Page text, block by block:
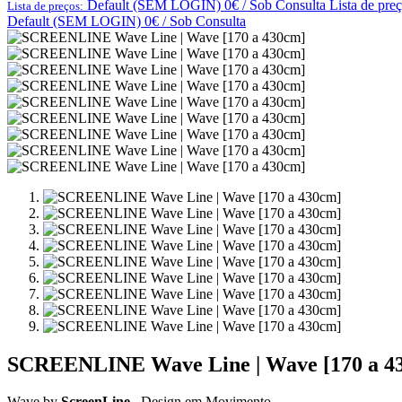
Lista de preços: Default (SEM LOGIN) 0€ / Sob Consulta Lista de
Default (SEM LOGIN) 0€ / Sob Consulta
SCREENLINE Wave Line | Wave [170 a